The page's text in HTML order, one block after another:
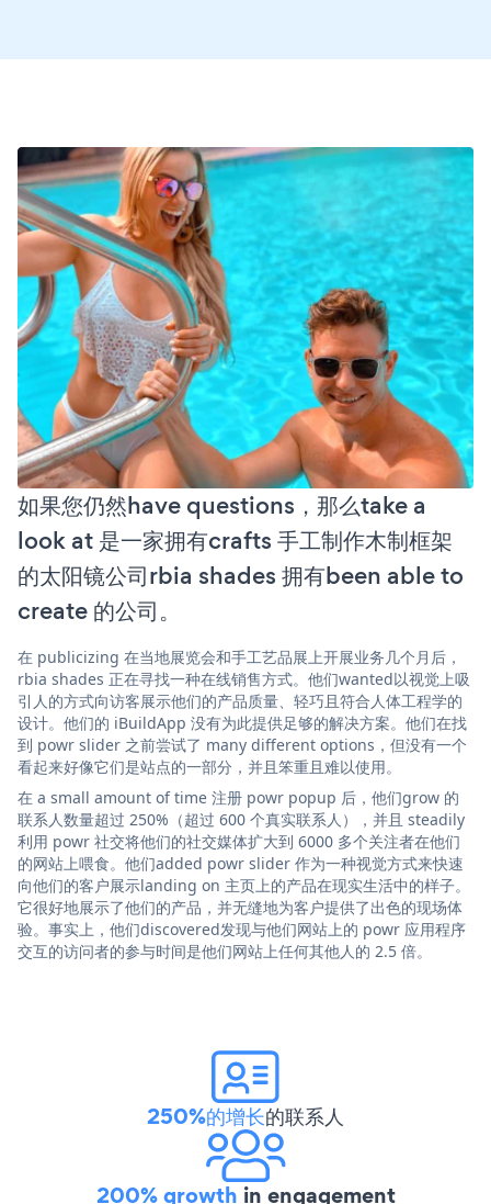
如果您仍然have questions，那么take a
look at 是一家拥有crafts 手工制作木制框架
的太阳镜公司rbia shades 拥有been able to
create 的公司。
在 publicizing 在当地展览会和手工艺品展上开展业务几个月后，
rbia shades 正在寻找一种在线销售方式。他们wanted以视觉上吸
引人的方式向访客展示他们的产品质量、轻巧且符合人体工程学的
设计。他们的 iBuildApp 没有为此提供足够的解决方案。他们在找
到 powr slider 之前尝试了 many different options，但没有一个
看起来好像它们是站点的一部分，并且笨重且难以使用。
在 a small amount of time 注册 powr popup 后，他们grow 的
联系人数量超过 250%（超过 600 个真实联系人），并且 steadily
利用 powr 社交将他们的社交媒体扩大到 6000 多个关注者在他们
的网站上喂食。他们added powr slider 作为一种视觉方式来快速
向他们的客户展示landing on 主页上的产品在现实生活中的样子。
它很好地展示了他们的产品，并无缝地为客户提供了出色的现场体
验。事实上，他们discovered发现与他们网站上的 powr 应用程序
交互的访问者的参与时间是他们网站上任何其他人的 2.5 倍。
250%的增长的联系人
200% growth in engagement